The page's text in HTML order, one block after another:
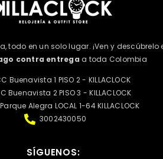
todo en un solo lugar. ¡Ven y
contra entrega a toda Colombia
Buenavista 1 PISO 2 - KILLACLOCK
Buenavista 2 PISO 3 - KILLACLOCK
Alegra LOCAL 1-64 KILLACLOCK
3002430050
SÍGUENOS: